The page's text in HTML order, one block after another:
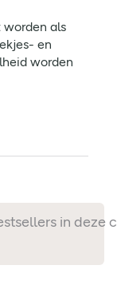
worden als
en
worden
in deze